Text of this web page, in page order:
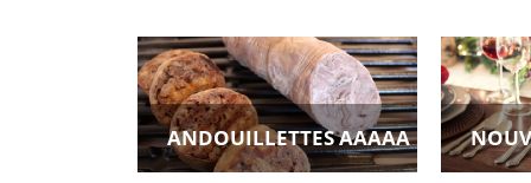
ANDOUILLETTES AAAAA